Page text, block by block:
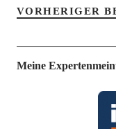
VORHERIGER
Meine